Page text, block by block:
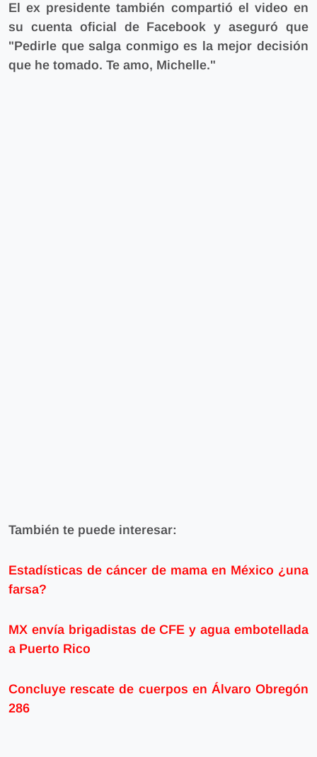
El ex presidente también compartió el video en
su cuenta oficial de Facebook y aseguró que
"Pedirle que salga conmigo es la mejor decisión
que he tomado. Te amo, Michelle."
También te puede interesar:
Estadísticas de cáncer de mama en México ¿una
farsa?
MX envía brigadistas de CFE y agua embotellada
a Puerto Rico
Concluye rescate de cuerpos en Álvaro Obregón
286